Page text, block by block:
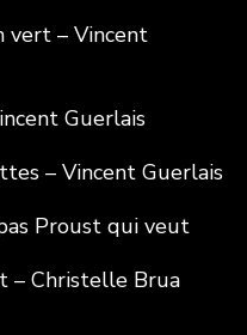
vert – Vincent
Guerlais
– Vincent Guerlais
Proust qui veut
– Christelle Brua